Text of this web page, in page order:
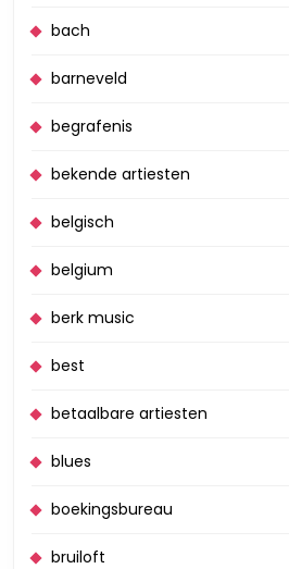
bach
barneveld
begrafenis
bekende artiesten
belgisch
belgium
berk music
best
betaalbare artiesten
blues
boekingsbureau
bruiloft